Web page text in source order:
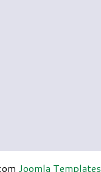
Joomla Templates